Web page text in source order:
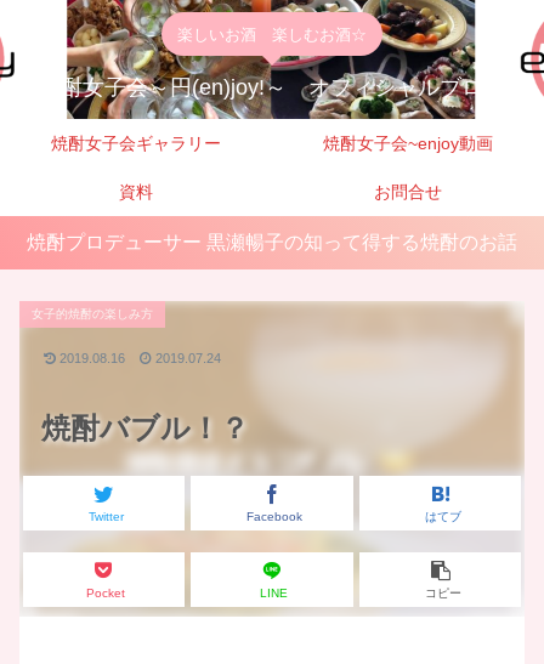
楽しいお酒 楽しむお酒☆
焼酎女子会～円(en)joy!～ オフィシャルブログ
焼酎女子会ギャラリー 焼酎女子会~enjoy動画
資料 お問合せ
焼酎プロデューサー 黒瀬暢子の知って得する焼酎のお話
焼酎バブル！？
女子的焼酎の楽しみ方
Twitter Facebook はてブ
Pocket LINE コピー
2019.08.16 2019.07.24